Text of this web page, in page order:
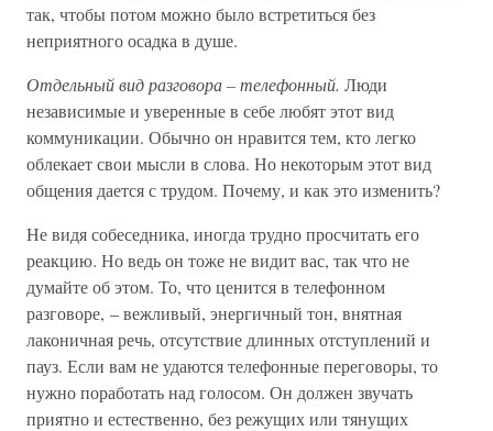
так, чтобы потом можно было встретиться без
неприятного осадка в душе.
Отдельный вид разговора – телефонный. Люди
независимые и уверенные в себе любят этот вид
коммуникации. Обычно он нравится тем, кто легко
облекает свои мысли в слова. Но некоторым этот вид
общения дается с трудом. Почему, и как это изменить?
Не видя собеседника, иногда трудно просчитать его
реакцию. Но ведь он тоже не видит вас, так что не
думайте об этом. То, что ценится в телефонном
разговоре, – вежливый, энергичный тон, внятная
лаконичная речь, отсутствие длинных отступлений и
пауз. Если вам не удаются телефонные переговоры, то
нужно поработать над голосом. Он должен звучать
приятно и естественно, без режущих или тянущих